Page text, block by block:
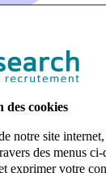
des cookies
notre site
des menus
exprimer votre